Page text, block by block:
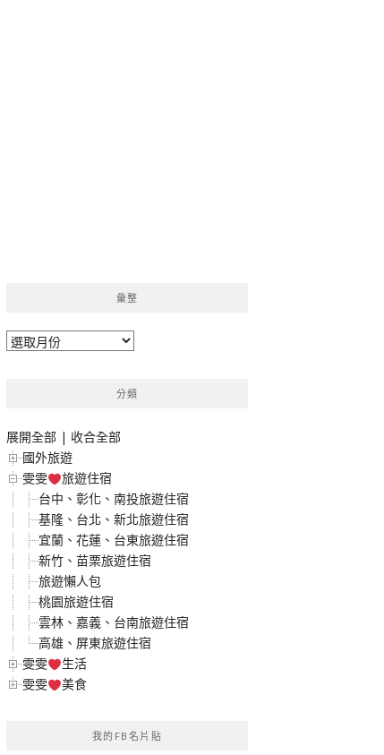
彙整
彙
分類
展開全部 | 收合全部
國外旅遊
雯雯
旅遊住宿
台中、彰化、南投旅遊住宿
基隆、台北、新北旅遊住宿
宜蘭、花蓮、台東旅遊住宿
新竹、苗栗旅遊住宿
旅遊懶人包
桃園旅遊住宿
雲林、嘉義、台南旅遊住宿
高雄、屏東旅遊住宿
雯雯
生活
雯雯
美食
我的FB名片貼